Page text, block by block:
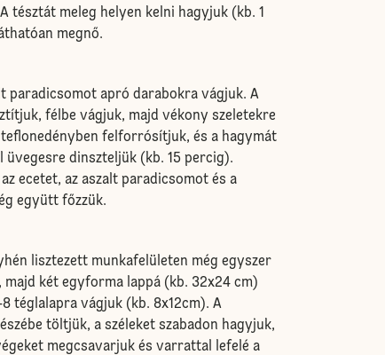
tésztát meleg helyen kelni hagyjuk (kb. 1
megnő.
paradicsomot apró darabokra vágjuk. A
félbe vágjuk, majd vékony szeletekre
felforrósítjuk, és a hagymát
üvegesre dinszteljük (kb. 15 percig).
ecetet, az aszalt paradicsomot és a
együtt főzzük.
lisztezett munkafelületen még egyszer
majd két egyforma lappá (kb. 32x24 cm)
téglalapra vágjuk (kb. 8x12cm). A
töltjük, a széleket szabadon hagyjuk,
megcsavarjuk és varrattal lefelé a